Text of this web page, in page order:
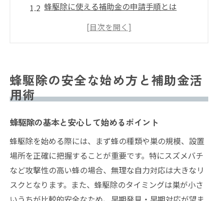
蜂駆除に使える補助金の申請手順とは
安全な蜂駆除を実現する初動の考え方
身近な蜂対策に効くペットボトル法
蜂駆除に役立つペットボトル法の作り方
蜂駆除で効果を高める設置場所の工夫
蜂駆除用ペットボトルの安全な処理法
蜂駆除と市役所相談を併用するコツ
蜂駆除を促進する最適なタイミングとは
スズメバチの動きで危険度を見極めるコツ
蜂駆除前に知るスズメバチの行動特徴
蜂駆除の安全な始め方と補助金活
用術
蜂駆除の基本と安心して始めるポイント
蜂駆除を始める際には、まず蜂の種類や巣の規模、設置
場所を正確に把握することが重要です。特にスズメバチ
など攻撃性の高い蜂の場合、無理な自力対応は大きなリ
スクとなります。また、蜂駆除のタイミングは巣が小さ